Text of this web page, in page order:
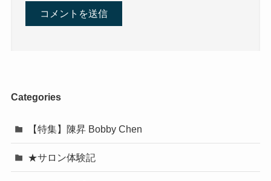
Categories
【特集】陳昇 Bobby Chen
★サロン体験記